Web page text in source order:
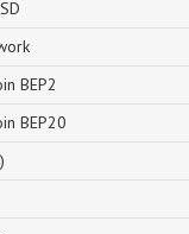
BEP2
BEP20